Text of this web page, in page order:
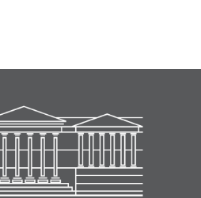
tema:
Tecnologias
Culinárias